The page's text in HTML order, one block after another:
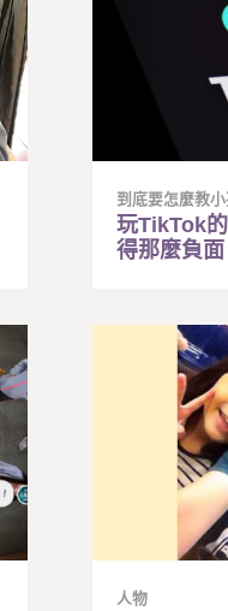
到底要怎麼教小
玩TikTok
得那麼負面
人物